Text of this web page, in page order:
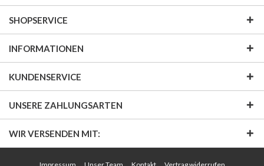
SHOPSERVICE
INFORMATIONEN
KUNDENSERVICE
UNSERE ZAHLUNGSARTEN
WIR VERSENDEN MIT: